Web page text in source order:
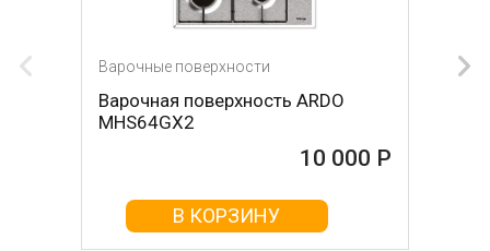
Варочные поверхности
Варочная поверхность ARDO
MHS64GX2
10 000 Р
В КОРЗИНУ
Варочные поверхности
Варочная поверхность KRONA
Hagel 60 WH W
10 000 Р
В КОРЗИНУ